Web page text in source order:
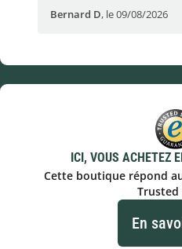
Bernard D, le 09/08/2026
ICI, VOUS ACHETEZ
Cette boutique répond
Trusted
En